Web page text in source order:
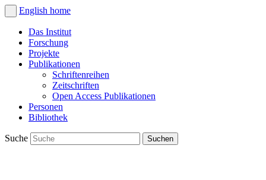
English home
Das Institut
Forschung
Projekte
Publikationen
Schriftenreihen
Zeitschriften
Open Access Publikationen
Personen
Bibliothek
Suche